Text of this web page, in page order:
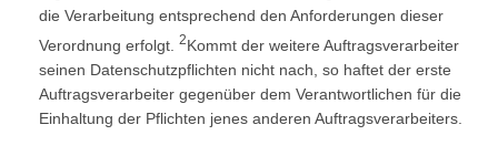
die Verarbeitung entsprechend den Anforderungen dieser
Verordnung erfolgt.
2Kommt der weitere Auftragsverarbeiter
seinen Datenschutzpflichten nicht nach, so haftet der erste
Auftragsverarbeiter gegenüber dem Verantwortlichen für die
Einhaltung der Pflichten jenes anderen Auftragsverarbeiters.